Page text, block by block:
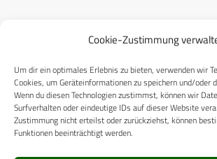
Cookie-Zustimmung
Um dir ein optimales Erlebnis zu bieten, verwenden wir
Cookies, um Geräteinformationen zu speichern und/oder
Wenn du diesen Technologien zustimmst, können wir
Surfverhalten oder eindeutige IDs auf dieser Website
Zustimmung nicht erteilst oder zurückziehst, können
Funktionen beeinträchtigt werden.
RECHTLICHES
Datenschutzerklärung
Cookie-Richtlinie (EU)